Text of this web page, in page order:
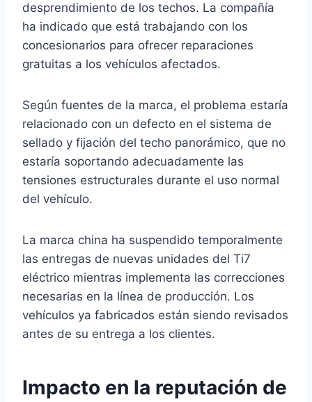
desprendimiento de los techos. La compañía
ha indicado que está trabajando con los
concesionarios para ofrecer reparaciones
gratuitas a los vehículos afectados.
Según fuentes de la marca, el problema estaría
relacionado con un defecto en el sistema de
sellado y fijación del techo panorámico, que no
estaría soportando adecuadamente las
tensiones estructurales durante el uso normal
del vehículo.
La marca china ha suspendido temporalmente
las entregas de nuevas unidades del Ti7
eléctrico mientras implementa las correcciones
necesarias en la línea de producción. Los
vehículos ya fabricados están siendo revisados
antes de su entrega a los clientes.
Impacto en la reputación de